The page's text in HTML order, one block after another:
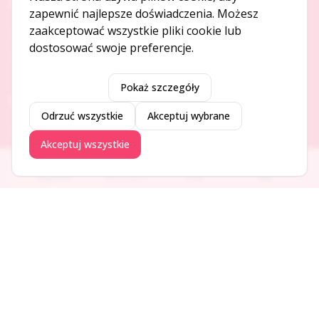
O NAS
O serwisie
Kontakt
DODAJ I PROMUJ
Dodaj ogłoszenie
Dodaj firmę
Promuj ogłoszenie
Ogłoszenia Aktualności Firmy Blog
zapewnić najlepsze doświadczenia. Możesz
zaakceptować wszystkie pliki cookie lub
dostosować swoje preferencje.
Pokaż szczegóły
Odrzuć wszystkie Akceptuj wybrane
Akceptuj wszystkie